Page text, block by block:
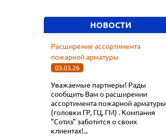
НОВОСТИ
Расширение ассортимента
пожарной арматуры
03.03.26
Уважаемые партнеры! Рады
сообщить Вам о расширении
ассортимента пожарной арматуры
(головки ГР, ГЦ, ГМ) . Компания
"Сотиз" заботится о своих
клиентах!...